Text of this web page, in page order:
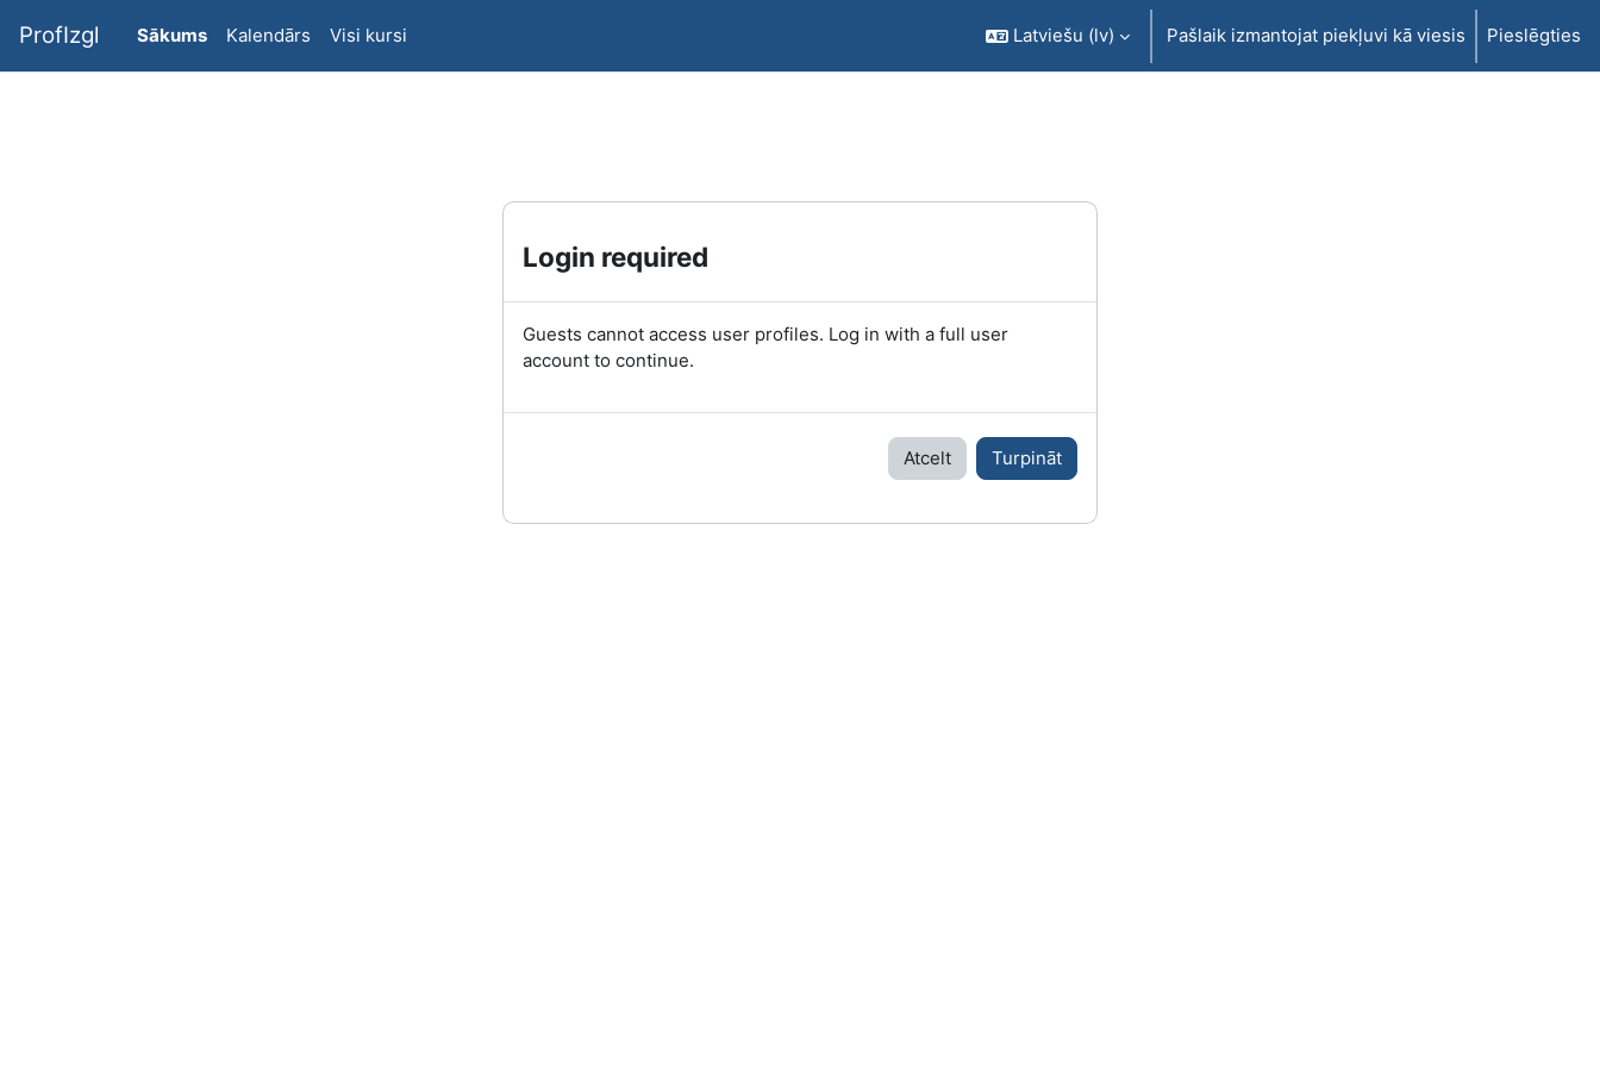
ProfIzgl Sākums Kalendārs Visi kursi Latviešu ‎(lv)‎ Pašlaik izmantojat piekļuvi kā viesis Pieslēgties
Login required
Guests cannot access user profiles. Log in with a full user
account to continue.
Atcelt Turpināt